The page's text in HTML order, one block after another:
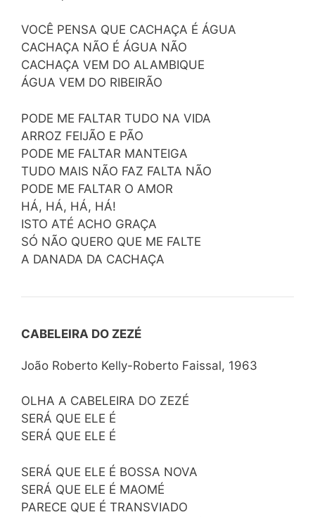
VOCÊ PENSA QUE CACHAÇA É ÁGUA
CACHAÇA NÃO É ÁGUA NÃO
CACHAÇA VEM DO ALAMBIQUE
ÁGUA VEM DO RIBEIRÃO
PODE ME FALTAR TUDO NA VIDA
ARROZ FEIJÃO E PÃO
PODE ME FALTAR MANTEIGA
TUDO MAIS NÃO FAZ FALTA NÃO
PODE ME FALTAR O AMOR
HÁ, HÁ, HÁ, HÁ!
ISTO ATÉ ACHO GRAÇA
SÓ NÃO QUERO QUE ME FALTE
A DANADA DA CACHAÇA
CABELEIRA DO ZEZÉ
João Roberto Kelly-Roberto Faissal, 1963
OLHA A CABELEIRA DO ZEZÉ
SERÁ QUE ELE É
SERÁ QUE ELE É
SERÁ QUE ELE É BOSSA NOVA
SERÁ QUE ELE É MAOMÉ
PARECE QUE É TRANSVIADO